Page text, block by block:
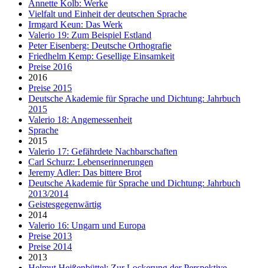
Annette Kolb: Werke
Vielfalt und Einheit der deutschen Sprache
Irmgard Keun: Das Werk
Valerio 19: Zum Beispiel Estland
Peter Eisenberg: Deutsche Orthografie
Friedhelm Kemp: Gesellige Einsamkeit
Preise 2016
2016
Preise 2015
Deutsche Akademie für Sprache und Dichtung: Jahrbuch
2015
Valerio 18: Angemessenheit
Sprache
2015
Valerio 17: Gefährdete Nachbarschaften
Carl Schurz: Lebenserinnerungen
Jeremy Adler: Das bittere Brot
Deutsche Akademie für Sprache und Dichtung: Jahrbuch
2013/2014
Geistesgegenwärtig
2014
Valerio 16: Ungarn und Europa
Preise 2013
Preise 2014
2013